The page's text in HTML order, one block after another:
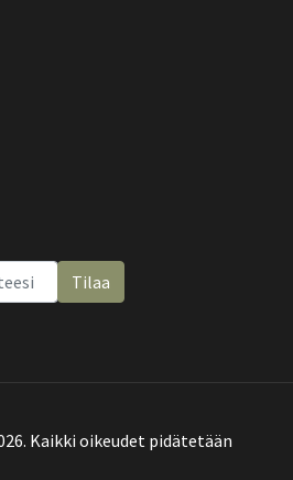
Tilaa
Kaikki oikeudet pidätetään